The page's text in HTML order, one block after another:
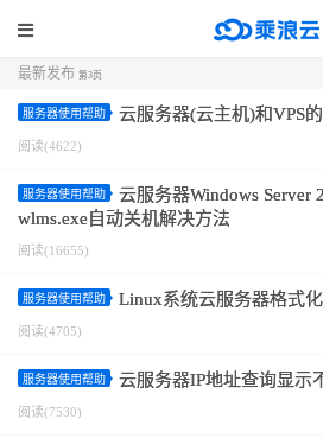
最新发布 第3页
服务器使用帮助 云服务器(云主机)和VPS的
阅读(4622)
服务器使用帮助
云服务器Windows Server
wlms.exe自动关机解决方法
阅读(16655)
服务器使用帮助 Linux系统云服务器格式
阅读(4705)
服务器使用帮助 云服务器IP地址查询显示
阅读(7530)